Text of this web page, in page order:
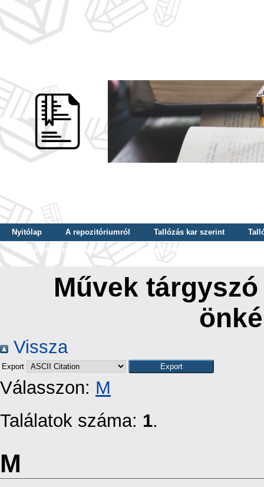
Nyitólap A repozitóriumról Tallózás kar szerint
Tallózás dátum szerint
Tallózás tudományterület szerint
Művek
Vissza
Export
Válasszon: M
Találatok száma: 1.
M